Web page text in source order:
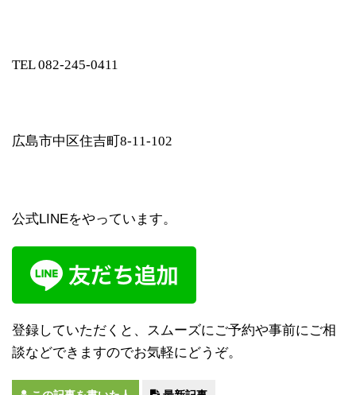
TEL 082-245-0411
広島市中区住吉町8-11-102
公式LINEをやっています。
登録していただくと、スムーズにご予約や事前にご相
談などできますのでお気軽にどうぞ。